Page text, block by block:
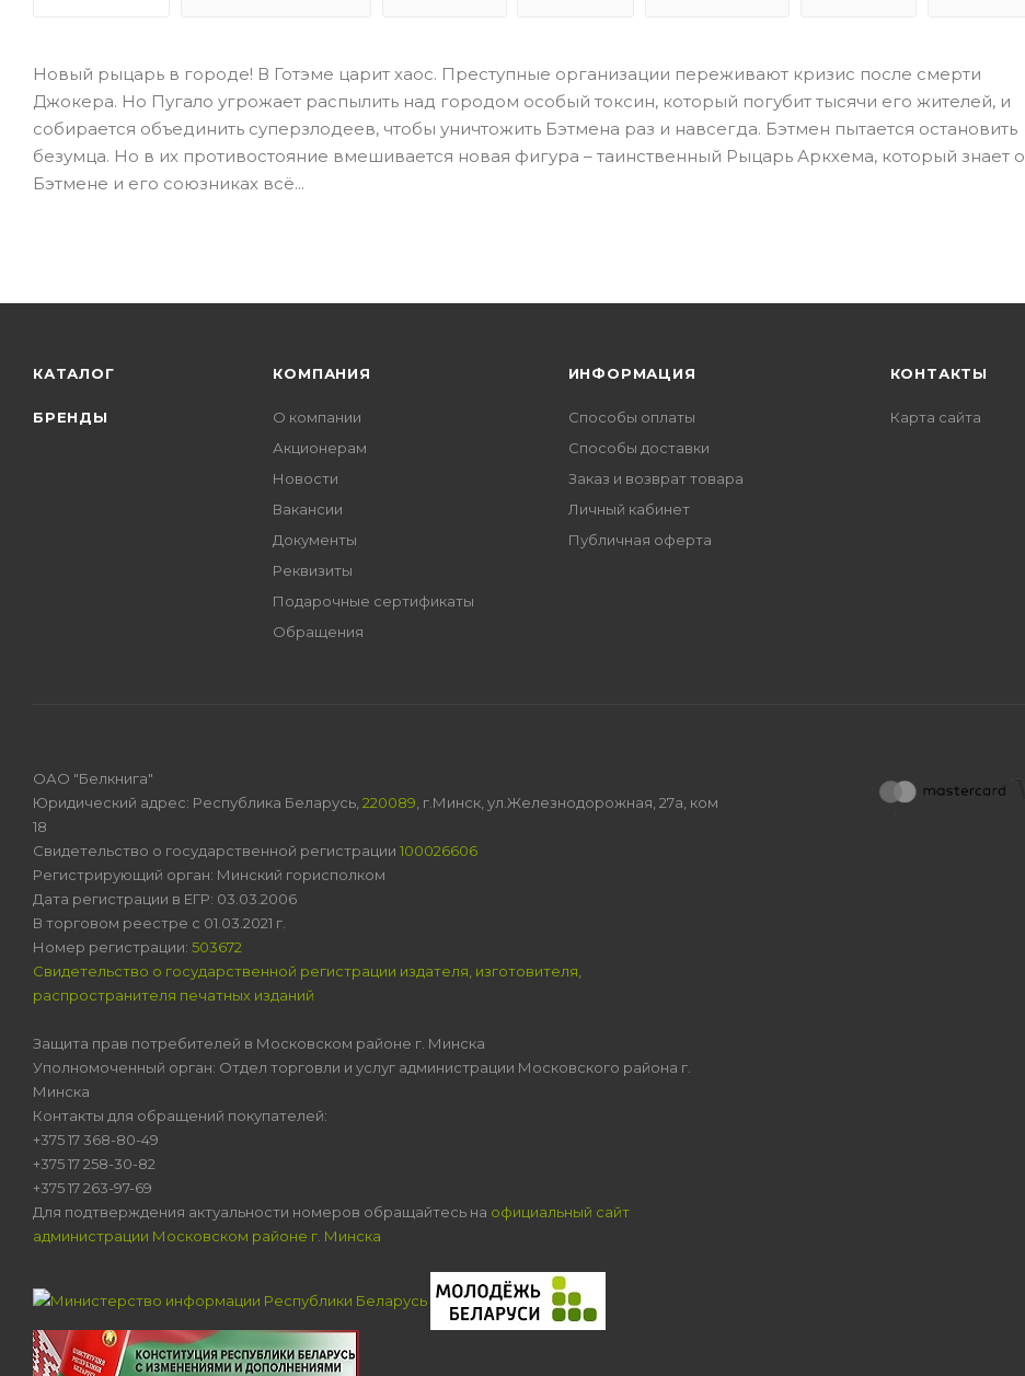
Новый рыцарь в городе! В Готэме царит хаос. Преступные организации переживают кризис после смерти
Джокера. Но Пугало угрожает распылить над городом особый токсин, который погубит тысячи его жителей, и
собирается объединить суперзлодеев, чтобы уничтожить Бэтмена раз и навсегда. Бэтмен пытается остановить
безумца. Но в их противостояние вмешивается новая фигура – таинственный Рыцарь Аркхема, который знает о
Бэтмене и его союзниках всё...
КАТАЛОГ
БРЕНДЫ
КОМПАНИЯ
О компании
Акционерам
Новости
Вакансии
Документы
Реквизиты
Подарочные сертификаты
Обращения
ИНФОРМАЦИЯ
Способы оплаты
Способы доставки
Заказ и возврат товара
Личный кабинет
Публичная оферта
КОНТАКТЫ
Карта сайта
ОАО "Белкнига"
Юридический адрес: Республика Беларусь, 220089 , г.Минск, ул.Железнодорожная, 27а, ком
18
Свидетельство о государственной регистрации 100026606
Регистрирующий орган: Минский горисполком
Дата регистрации в ЕГР: 03.03.2006
В торговом реестре с 01.03.2021 г.
Номер регистрации: 503672
Свидетельство о государственной регистрации издателя, изготовителя,
распространителя печатных изданий
Защита прав потребителей в Московском районе г. Минска
Уполномоченный орган: Отдел торговли и услуг администрации Московского района г.
Минска
Контакты для обращений покупателей:
+375 17 368-80-49
+375 17 258-30-82
+375 17 263-97-69
Для подтверждения актуальности номеров обращайтесь на официальный сайт
администрации Московском районе г. Минска